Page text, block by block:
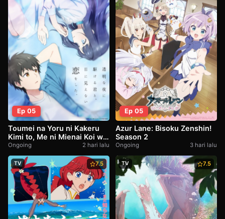
Ep 05
Toumei na Yoru ni Kakeru
Kimi to, Me ni Mienai Koi wo
Shita
Ongoing 2 hari lalu
Ep 05
Azur Lane: Bisoku Zenshin!
Season 2
Ongoing 3 hari lalu
TV 7.5 TV 7.5